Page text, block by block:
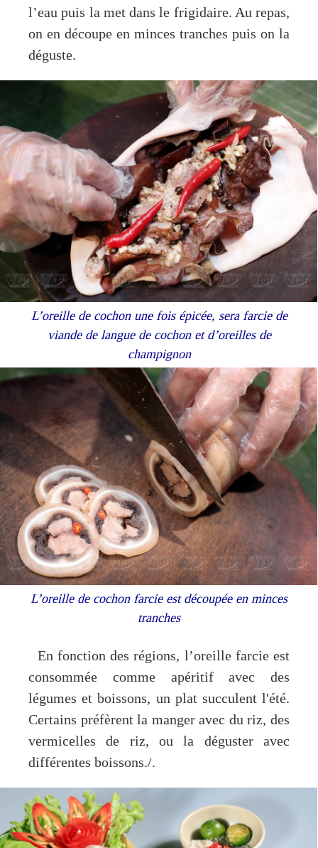
l’eau puis la met dans le frigidaire. Au repas,
on en découpe en minces tranches puis on la
déguste.
L’oreille de cochon une fois épicée, sera farcie de
viande de langue de cochon et d’oreilles de
champignon
L’oreille de cochon farcie est découpée en minces
tranches
En fonction des régions, l’oreille farcie est
consommée comme apéritif avec des
légumes et boissons, un plat succulent l'été.
Certains préfèrent la manger avec du riz, des
vermicelles de riz, ou la déguster avec
différentes boissons./.